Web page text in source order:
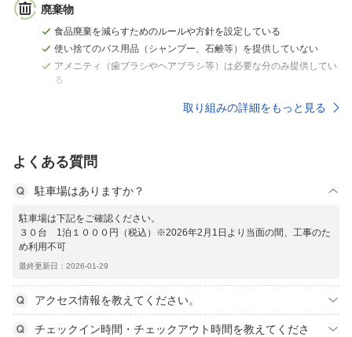
廃棄物
食品廃棄を減らすためのルールや方針を設定している
使い捨てのバス用品（シャンプー、石鹸等）を提供していない
アメニティ（歯ブラシやヘアブラシ等）は必要な分のみ提供してい
る
取り組みの詳細をもっと見る
よくある質問
駐車場はありますか？
駐車場は下記をご確認ください。
３０台 1泊１０００円（税込）※2026年2月1日より当面の間、工事のた
め利用不可
最終更新日：2026-01-29
アクセス情報を教えてください。
チェックイン時間・チェックアウト時間を教えてくださ